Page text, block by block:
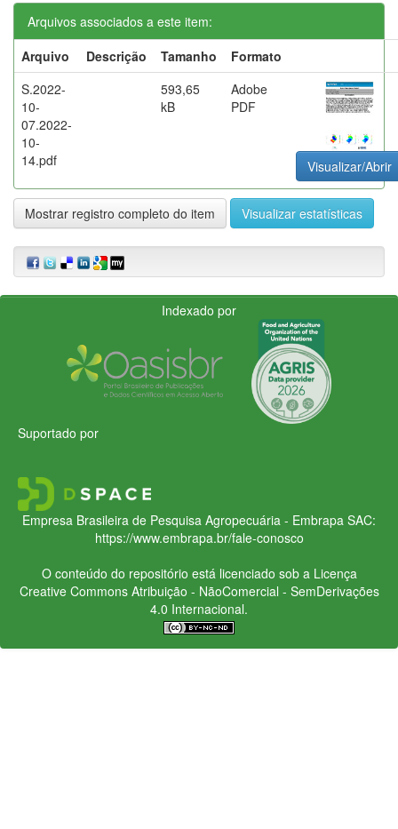
Arquivos associados a este item:
Arquivo
Descrição Tamanho
Formato
S.2022-
10-
07.2022-
10-
14.pdf
593,65
kB
Adobe
PDF
Visualizar/Abrir
Mostrar registro completo do item Visualizar estatísticas
Indexado por
Suportado por
Empresa Brasileira de Pesquisa Agropecuária - Embrapa SAC:
https://www.embrapa.br/fale-conosco
O conteúdo do repositório está licenciado sob a Licença
Creative CommonsAtribuição - NãoComercial - SemDerivações
4.0 Internacional.